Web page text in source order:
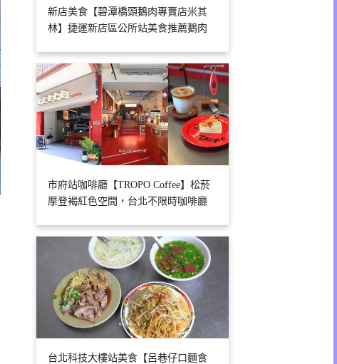
新店美食【碧潭橋頭鵝肉專賣店米其
林】捷運新店區公所站美食推薦鵝肉
市府站咖啡廳【TROPO Coffee】松菸
摩登褐紅色空間，台北不限時咖啡廳
台北科技大樓站美食【呂巷仔口麵食